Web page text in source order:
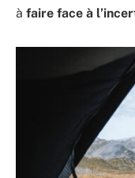
à faire face à